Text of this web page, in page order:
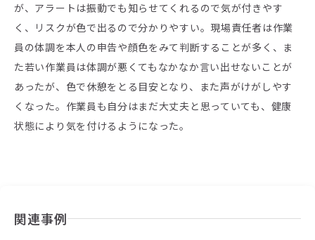
が、アラートは振動でも知らせてくれるので気が付きやす
く、リスクが色で出るので分かりやすい。現場責任者は作業
員の体調を本人の申告や顔色をみて判断することが多く、ま
た若い作業員は体調が悪くてもなかなか言い出せないことが
あったが、色で休憩をとる目安となり、また声がけがしやす
くなった。作業員も自分はまだ大丈夫と思っていても、健康
状態により気を付けるようになった。
関連事例